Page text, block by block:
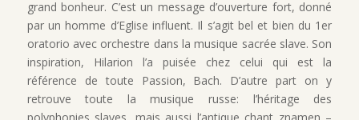
grand bonheur. C’est un message d’ouverture fort, donné
par un homme d’Eglise influent. Il s’agit bel et bien du 1er
oratorio avec orchestre dans la musique sacrée slave. Son
inspiration, Hilarion l’a puisée chez celui qui est la
référence de toute Passion, Bach. D’autre part on y
retrouve toute la musique russe: l’héritage des